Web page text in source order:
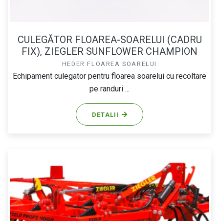
CULEGĂTOR FLOAREA-SOARELUI (CADRU
FIX), ZIEGLER SUNFLOWER CHAMPION
HEDER FLOAREA SOARELUI
Echipament culegator pentru floarea soarelui cu recoltare
pe randuri ...
DETALII